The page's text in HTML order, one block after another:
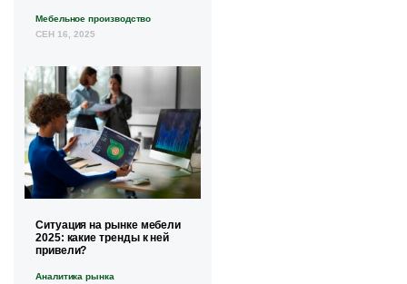
Мебельное производство
СЕН 16, 2025
Ситуация на рынке мебели
2025: какие тренды к ней
привели?
Аналитика рынка